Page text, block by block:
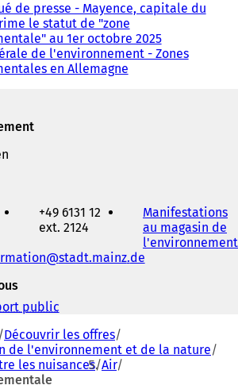
de presse - Mayence, capitale du
le statut de "zone
au 1er octobre 2025
de l'environnement - Zones
en Allemagne
u
n
l
+49 6131 12
ext. 2124
Manifestations
au magasin de
l'environnement
stadt.mainz de
public
'
o
u
Découvrir les offres
de l'environnement et de la nature
les nuisances Air